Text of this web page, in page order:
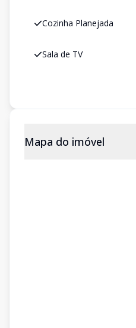
Cozinha Planejada
Sala de TV
Mapa do imóvel